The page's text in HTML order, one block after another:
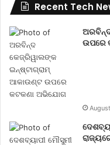
Recent Tech
ଉପରେ